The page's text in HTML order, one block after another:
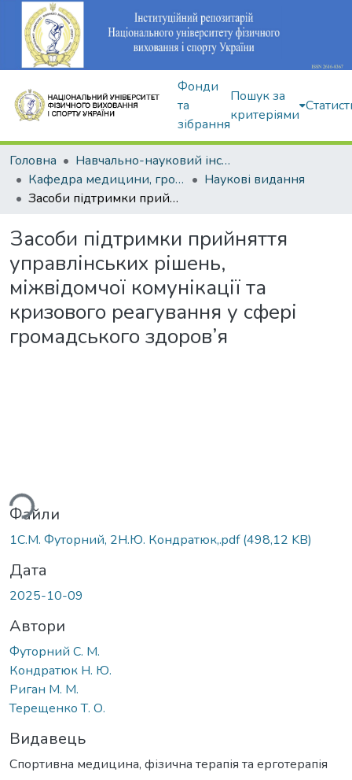
Фонди
та
зібрання
Пошук за
критеріями
Головна
Навчально-науковий інститут здоров'я, реабілітації та фізичного виховання
Кафедра медицини, громадського здоров'я та екології спорту
Наукові видання
Засоби підтримки прийняття управлінських рішень, міжвідомчої комунікації та кризового реагування у сфері громадського здоров’я
Засоби підтримки прийняття
управлінських рішень,
міжвідомчої комунікації та
кризового реагування у сфері
громадського здоров’я
Файли
1С.М. Футорний, 2Н.Ю. Кондратюк,.pdf(498,12 KB)
Дата
2025-10-09
Автори
Футорний С. М.
Кондратюк Н. Ю.
Риган М. М.
Терещенко Т. О.
Видавець
Спортивна медицина, фізична терапія та ерготерапія